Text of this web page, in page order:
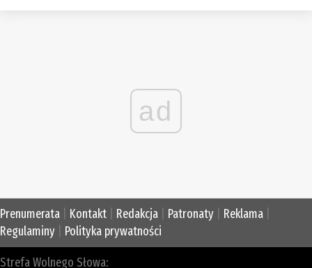
ad
Prenumerata Kontakt Redakcja Patronaty Reklama
Regulaminy
Polityka prywatności
Strefa Wolnego Słowa: